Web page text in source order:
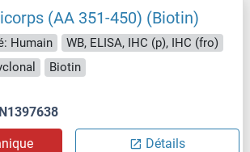
(AA 351-450) (Biotin)
Humain
WB, ELISA, IHC (p), IHC (fro)
Biotin
Détails